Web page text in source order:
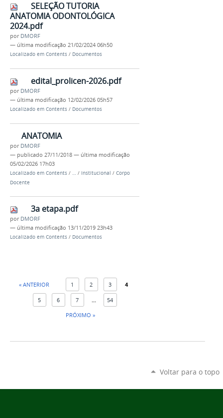
SELEÇÃO TUTORIA
ANATOMIA ODONTOLÓGICA
2024.pdf
por DMORF
— última modificação 21/02/2024 06h50
Localizado em Contents / Documentos
edital_prolicen-2026.pdf
por DMORF
— última modificação 12/02/2026 05h57
Localizado em Contents / Documentos
ANATOMIA
por DMORF
— publicado 27/11/2018 — última modificação
05/02/2026 17h03
Localizado em Contents / / Institucional / Corpo
Docente
3a etapa.pdf
por DMORF
— última modificação 13/11/2019 23h43
Localizado em Contents / Documentos
« ANTERIOR 1 2 3 4
5 6 7 ...
54
PRÓXIMO »
Voltar para o topo